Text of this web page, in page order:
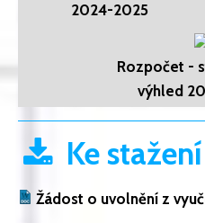
2024-2025
Rozpočet -
výhled
Ke stažení
Žádost o uvolnění z